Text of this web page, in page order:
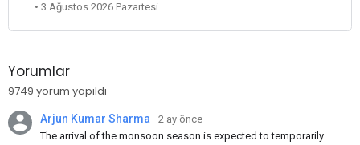
• 3 Ağustos 2026 Pazartesi
Yorumlar
9749 yorum yapıldı
Arjun Kumar Sharma
2 ay önce
The arrival of the monsoon season is expected to temporarily